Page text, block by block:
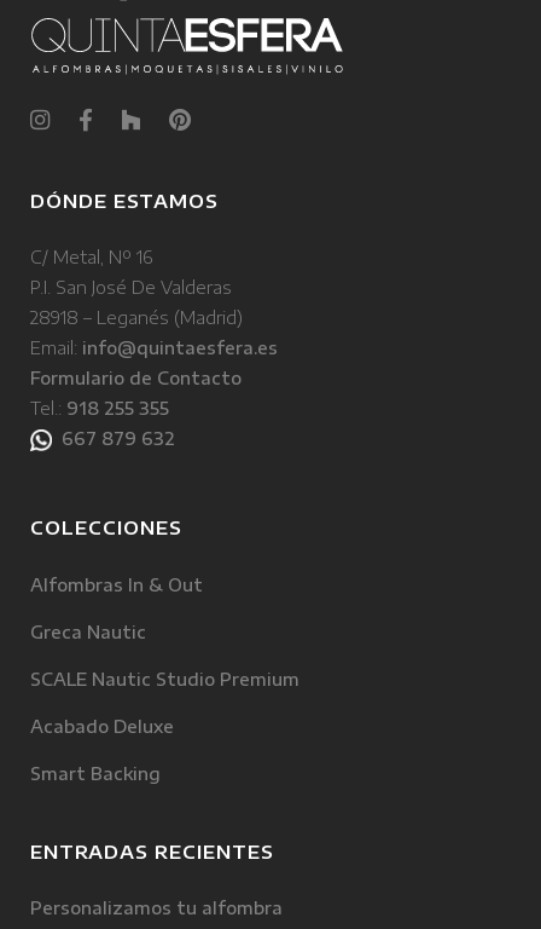
DÓNDE ESTAMOS
C/ Metal, Nº 16
P.I. San José De Valderas
28918 – Leganés (Madrid)
Email: info@quintaesfera.es
Formulario de Contacto
Tel.: 918 255 355
667 879 632
COLECCIONES
Alfombras In & Out
Greca Nautic
SCALE Nautic Studio Premium
Acabado Deluxe
Smart Backing
ENTRADAS RECIENTES
Personalizamos tu alfombra